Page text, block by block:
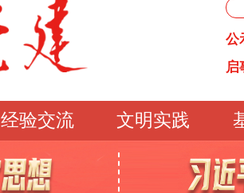
公
启
经验交流 文明实践
党 党建论坛 工作动
经典常读 文化大